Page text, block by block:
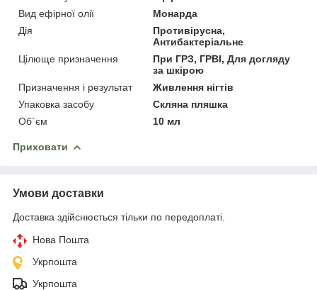
Вид ефірної олії
Монарда
Дія
Противірусна,
Антибактеріальне
Цілюще призначення
При ГРЗ, ГРВІ, Для догляду
за шкірою
Призначення і результат
Живлення нігтів
Упаковка засобу
Скляна пляшка
Об`єм
10 мл
Приховати
Умови доставки
Доставка здійснюється тільки по передоплаті.
Нова Пошта
Укрпошта
Укрпошта